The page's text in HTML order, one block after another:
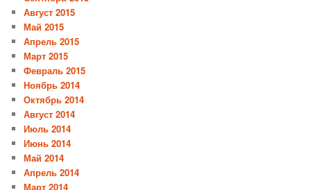
Август 2015
Май 2015
Апрель 2015
Март 2015
Февраль 2015
Ноябрь 2014
Октябрь 2014
Август 2014
Июль 2014
Июнь 2014
Май 2014
Апрель 2014
Март 2014